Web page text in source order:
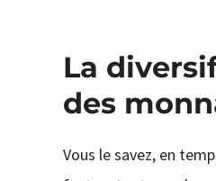
La
des
Vous le savez, en